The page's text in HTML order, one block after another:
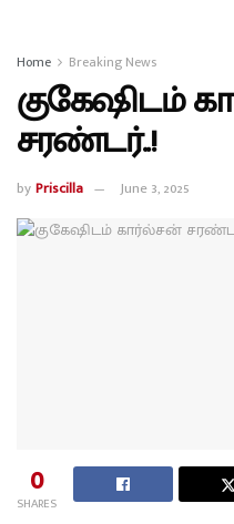
Home Breaking News
குகேஷிடம்
சரண்டர்..!
byPriscilla June 3, 2025
0
SHARES